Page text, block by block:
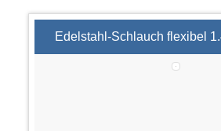
Edelstahl-Schlauch flexibel